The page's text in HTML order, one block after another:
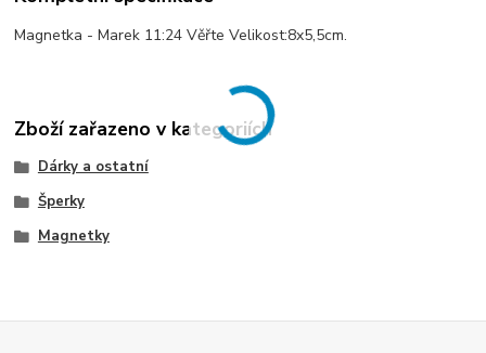
Magnetka - Marek 11:24 Věřte Velikost:8x5,5cm.
Zboží zařazeno v kategoriích
Dárky a ostatní
Šperky
Magnetky